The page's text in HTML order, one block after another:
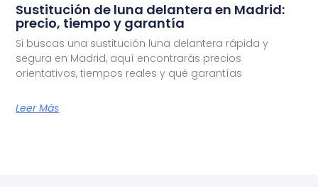
Sustitución de luna delantera en Madrid:
precio, tiempo y garantía
Si buscas una sustitución luna delantera rápida y
segura en Madrid, aquí encontrarás precios
orientativos, tiempos reales y qué garantías
Leer Más